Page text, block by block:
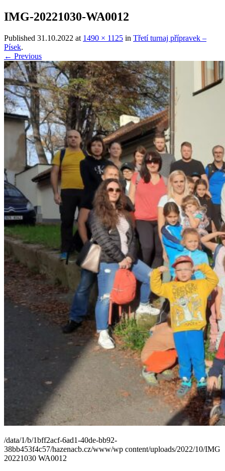
IMG-20221030-WA0012
Published 31.10.2022 at 1490 × 1125 in Třetí turnaj přípravek –
Písek.
← Previous
/data/1/b/1bff2acf-6ad1-40de-bb92-
38bb453f4c57/hazenacb.cz/www/wp content/uploads/2022/10/IMG
20221030 WA0012